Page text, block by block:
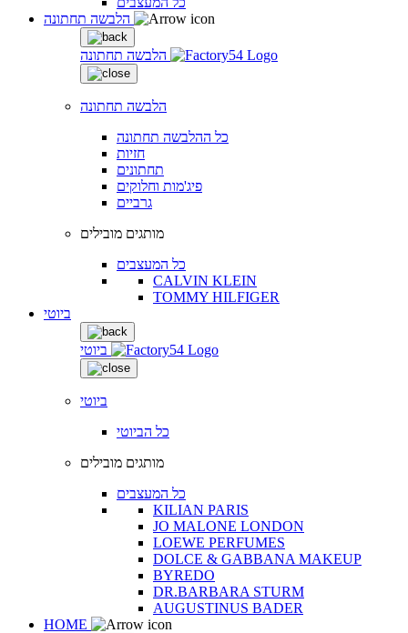
הלבשה תחתונה
הלבשה תחתונה
כל ההלבשה תחתונה
חזיות
תחתונים
פיג'מות וחלוקים
גרביים
מותגים מובילים
כל המעצבים
CALVIN KLEIN
TOMMY HILFIGER
ביוטי
ביוטי
ביוטי
כל הביוטי
מותגים מובילים
כל המעצבים
KILIAN PARIS
JO MALONE LONDON
LOEWE PERFUMES
DOLCE & GABBANA MAKEUP
BYREDO
DR.BARBARA STURM
AUGUSTINUS BADER
HOME